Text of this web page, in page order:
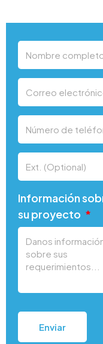
Información
su proyecto
Enviar